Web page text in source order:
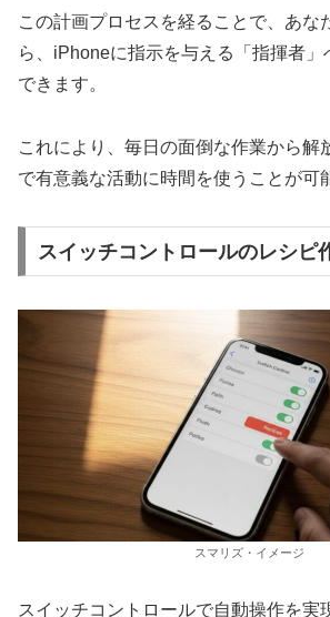
この計画プロセスを経ることで、あな
ら、iPhoneに指示を与える「指揮者」
できます。
これにより、毎日の面倒な作業から解
で有意義な活動に時間を使うことが可
スイッチコントロールのレシピ
スマリズ・イメージ
スイッチコントロールで自動操作を実